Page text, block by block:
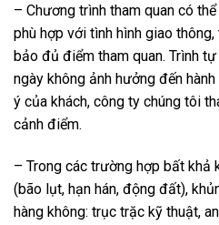
– Chương trình tham quan có
phù hợp với tình hình giao
bảo đủ điểm tham quan. Trình
ngày không ảnh hưởng đến
ý của khách, công ty chúng tôi
cảnh điểm.
– Trong các trường hợp bất khả
(bão lụt, hạn hán, động đất),
hàng không: trục trặc kỹ thuật,